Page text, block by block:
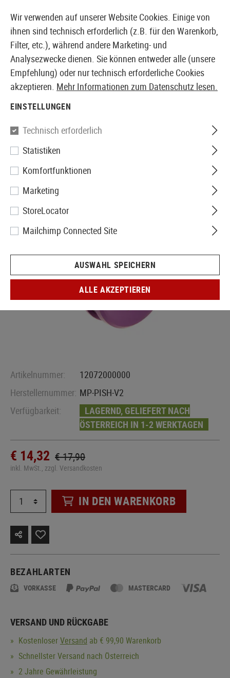
EUROPÄISCHER AIRSOFT SHOP & GROßHÄNDLER
Archwick
Piston Head Type 2
Artikelnummer:
12072000000
Herstellernummer: MP-PISH-V2
Verfügbarkeit:
LAGERND, GELIEFERT NACH
ÖSTERREICH IN 1-2 WERKTAGEN
€ 14,32 € 17,90
inkl. MwSt., zzgl. Versandkosten
IN DEN WARENKORB
BEZAHLARTEN
VORKASSE MASTERCARD
VERSAND UND RÜCKGABE
KostenloserVersand ab € 99,90 Warenkorb
Schnellster Versand nach Österreich
2 Jahre Gewährleistung
Wir verwenden auf unserer Website Cookies. Einige von
ihnen sind technisch erforderlich (z.B. für den Warenkorb,
Filter, etc.), während andere Marketing- und
Analysezwecke dienen. Sie können entweder alle (unsere
Empfehlung) oder nur technisch erforderliche Cookies
akzeptieren. Mehr Informationen zum Datenschutz lesen.
EINSTELLUNGEN
Technisch erforderlich
Statistiken
Komfortfunktionen
Marketing
StoreLocator
Mailchimp Connected Site
AUSWAHL SPEICHERN
ALLE AKZEPTIEREN